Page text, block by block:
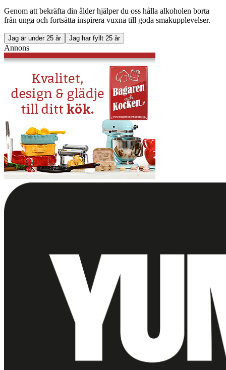
Genom att bekräfta din ålder hjälper du oss hålla alkoholen borta
från unga och fortsätta inspirera vuxna till goda smakupplevelser.
Jag är under 25 år Jag har fyllt 25 år
Annons